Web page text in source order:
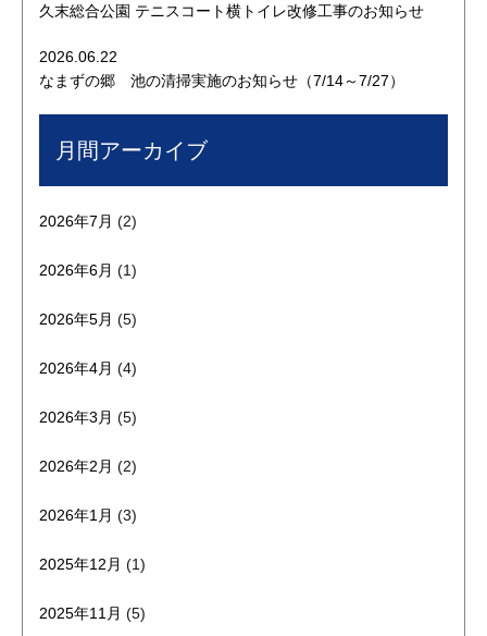
久末総合公園 テニスコート横トイレ改修工事のお知らせ
2026.06.22
なまずの郷 池の清掃実施のお知らせ（7/14～7/27）
月間アーカイブ
2026年7月 (2)
2026年6月 (1)
2026年5月 (5)
2026年4月 (4)
2026年3月 (5)
2026年2月 (2)
2026年1月 (3)
2025年12月 (1)
2025年11月 (5)